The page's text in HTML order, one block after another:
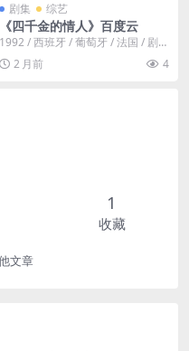
剧集 综艺
《四千金的情人》百度云
1992 / 西班牙 / 葡萄牙 / 法国 / 剧情
/ 喜剧 / 爱情。193...
2 月前 4
1
收藏
文章